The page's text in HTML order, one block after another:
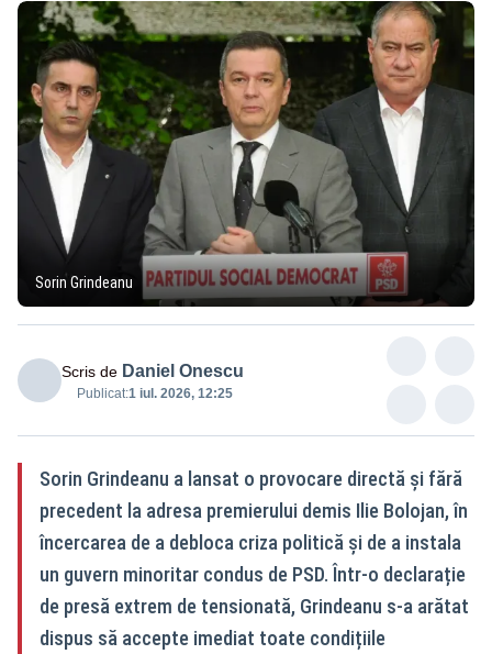
Sorin Grindeanu
Scris de Daniel Onescu
Publicat:1 iul. 2026, 12:25
Sorin Grindeanu a lansat o provocare directă și fără
precedent la adresa premierului demis Ilie Bolojan, în
încercarea de a debloca criza politică și de a instala
un guvern minoritar condus de PSD. Într-o declarație
de presă extrem de tensionată, Grindeanu s-a arătat
dispus să accepte imediat toate condițiile